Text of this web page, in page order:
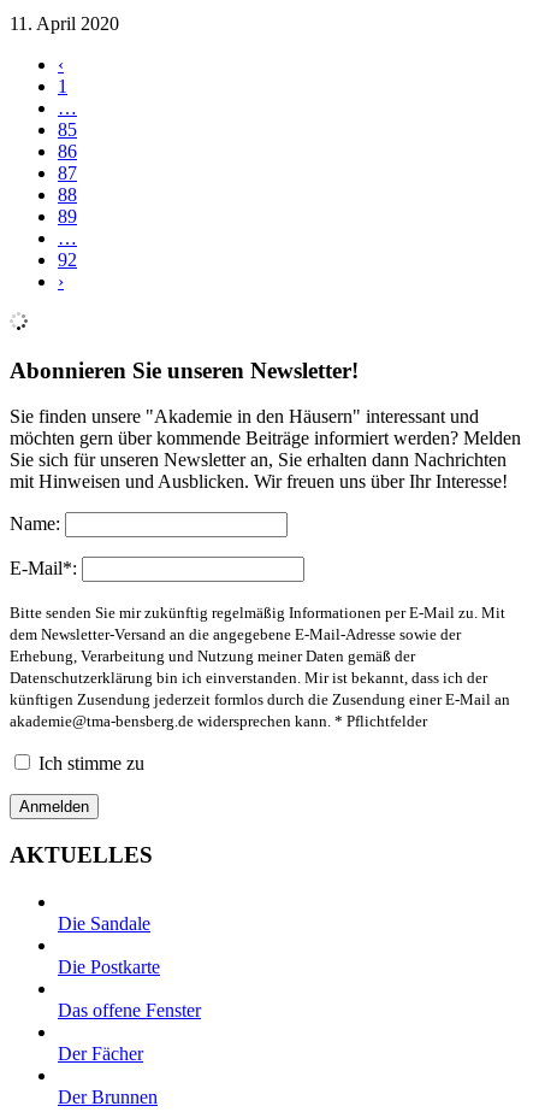
11. April 2020
‹
1
…
85
86
87
88
89
…
92
›
Abonnieren Sie unseren Newsletter!
Sie finden unsere "Akademie in den Häusern" interessant und
möchten gern über kommende Beiträge informiert werden? Melden
Sie sich für unseren Newsletter an, Sie erhalten dann Nachrichten
mit Hinweisen und Ausblicken. Wir freuen uns über Ihr Interesse!
Name:
E-Mail*:
Bitte senden Sie mir zukünftig regelmäßig Informationen per E-Mail zu. Mit
dem Newsletter-Versand an die angegebene E-Mail-Adresse sowie der
Erhebung, Verarbeitung und Nutzung meiner Daten gemäß der
Datenschutzerklärung bin ich einverstanden. Mir ist bekannt, dass ich der
künftigen Zusendung jederzeit formlos durch die Zusendung einer E-Mail an
akademie@tma-bensberg.de widersprechen kann. * Pflichtfelder
Ich stimme zu
AKTUELLES
Die Sandale
Die Postkarte
Das offene Fenster
Der Fächer
Der Brunnen